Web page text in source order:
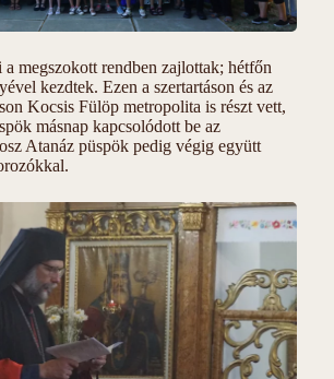
megszokott rendben zajlottak; hétfőn
kezdtek. Ezen a szertartáson és az
Kocsis Fülöp metropolita is részt vett,
másnap kapcsolódott be az
Atanáz püspök pedig végig együtt